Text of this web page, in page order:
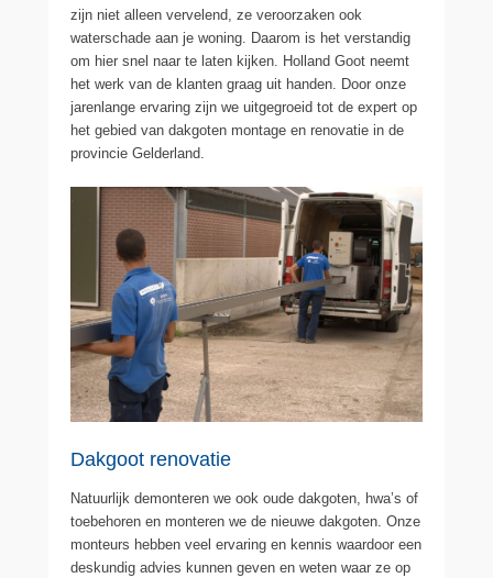
zijn niet alleen vervelend, ze veroorzaken ook
waterschade aan je woning. Daarom is het verstandig
om hier snel naar te laten kijken. Holland Goot neemt
het werk van de klanten graag uit handen. Door onze
jarenlange ervaring zijn we uitgegroeid tot de expert op
het gebied van dakgoten montage en renovatie in de
provincie Gelderland.
Dakgoot renovatie
Natuurlijk demonteren we ook oude dakgoten, hwa’s of
toebehoren en monteren we de nieuwe dakgoten. Onze
monteurs hebben veel ervaring en kennis waardoor een
deskundig advies kunnen geven en weten waar ze op